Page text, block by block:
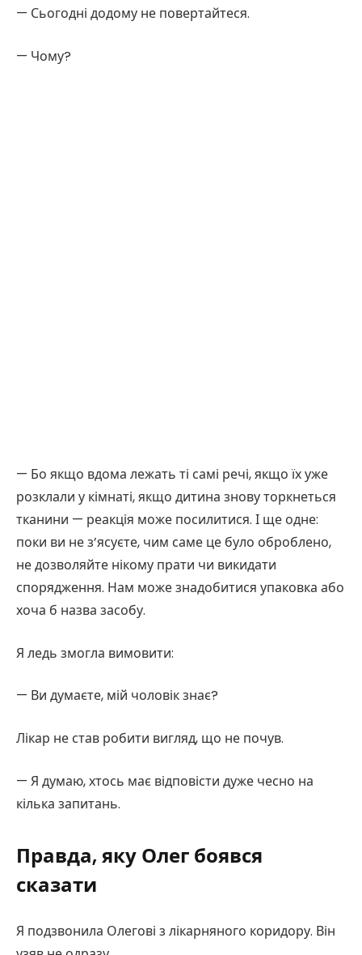
— Сьогодні додому не повертайтеся.
— Чому?
— Бо якщо вдома лежать ті самі речі, якщо їх уже
розклали у кімнаті, якщо дитина знову торкнеться
тканини — реакція може посилитися. І ще одне:
поки ви не з’ясуєте, чим саме це було оброблено,
не дозволяйте нікому прати чи викидати
спорядження. Нам може знадобитися упаковка або
хоча б назва засобу.
Я ледь змогла вимовити:
— Ви думаєте, мій чоловік знає?
Лікар не став робити вигляд, що не почув.
— Я думаю, хтось має відповісти дуже чесно на
кілька запитань.
Правда, яку Олег боявся
сказати
Я подзвонила Олегові з лікарняного коридору. Він